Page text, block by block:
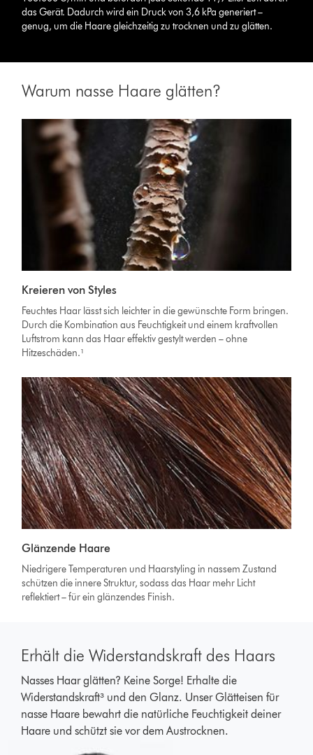
das Gerät. Dadurch wird ein Druck von 3,6 kPa generiert –
genug, um die Haare gleichzeitig zu trocknen und zu glätten.
Warum nasse Haare glätten?
Kreieren von Styles
Feuchtes Haar lässt sich leichter in die gewünschte Form bringen.
Durch die Kombination aus Feuchtigkeit und einem kraftvollen
Luftstrom kann das Haar effektiv gestylt werden – ohne
Hitzeschäden.¹
Glänzende Haare
Niedrigere Temperaturen und Haarstyling in nassem Zustand
schützen die innere Struktur, sodass das Haar mehr Licht
reflektiert – für ein glänzendes Finish.
Erhält die Widerstandskraft des Haars
Nasses Haar glätten? Keine Sorge! Erhalte die
Widerstandskraft³ und den Glanz. Unser Glätteisen für
nasse Haare bewahrt die natürliche Feuchtigkeit deiner
Haare und schützt sie vor dem Austrocknen.